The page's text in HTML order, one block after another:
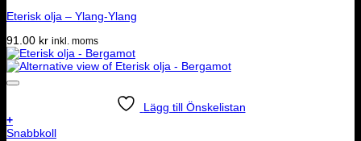
Eterisk olja – Ylang-Ylang
91.00 kr inkl. moms
Lägg till Önskelistan
+
Snabbkoll